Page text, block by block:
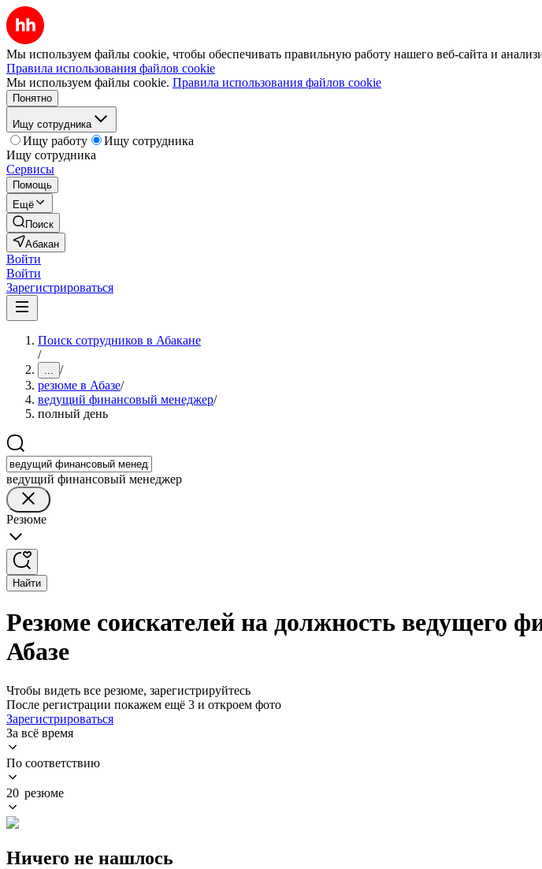
Мы используем файлы cookie, чтобы обеспечивать правильную работу нашего веб-сайта и
Правила использования файлов cookie
Мы используем файлы cookie. Правила использования файлов cookie
Понятно
Ищу сотрудника
Ищу работу
Ищу сотрудника
Ищу сотрудника
Сервисы
Помощь
Ещё
Поиск
Абакан
Войти
Войти
Зарегистрироваться
Поиск сотрудников в Абакане
/
... /
резюме в Абазе/
ведущий финансовый менеджер/
полный день
ведущий финансовый менеджер
Резюме
Найти
Резюме соискателей на должность ведущего
Абазе
Чтобы видеть все резюме, зарегистрируйтесь
После регистрации покажем ещё 3 и откроем фото
Зарегистрироваться
За всё время
По соответствию
20 резюме
Ничего не нашлось